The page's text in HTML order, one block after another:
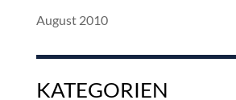
August 2010
KATEGORIEN